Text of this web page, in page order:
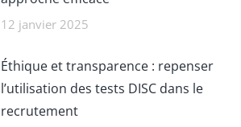
12 janvier 2025
Éthique et transparence : repenser
l’utilisation des tests DISC dans le
recrutement